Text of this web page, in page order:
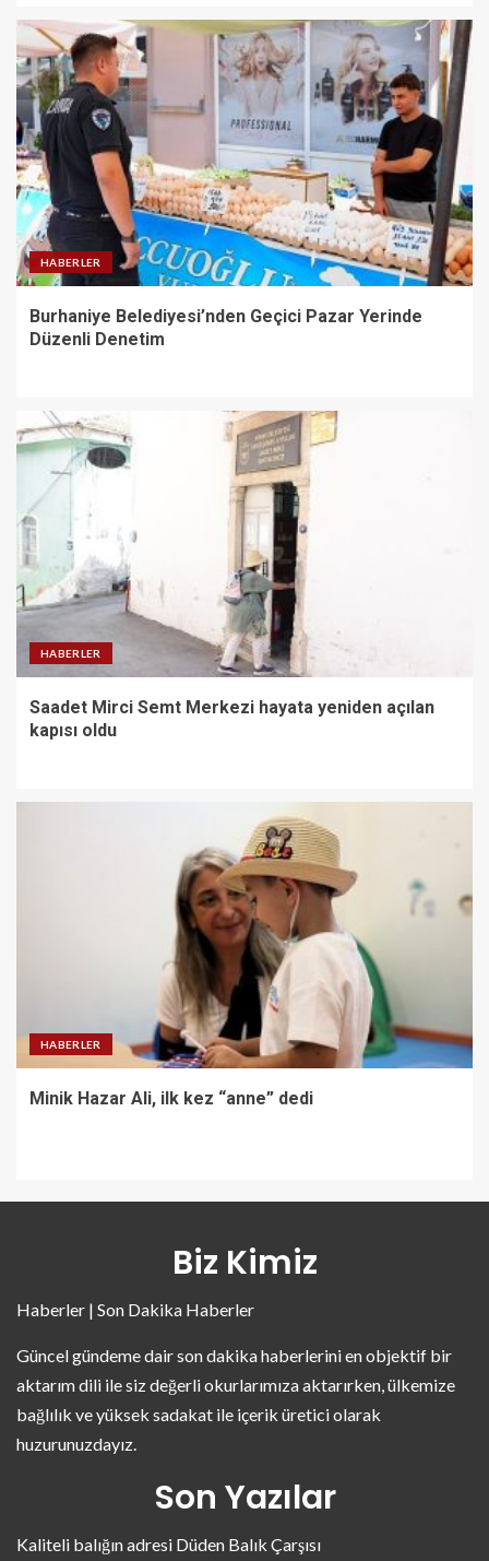
HABERLER
Burhaniye Belediyesi’nden Geçici Pazar Yerinde
Düzenli Denetim
HABERLER
Saadet Mirci Semt Merkezi hayata yeniden açılan
kapısı oldu
HABERLER
Minik Hazar Ali, ilk kez “anne” dedi
Biz Kimiz
Haberler | Son Dakika Haberler
Güncel gündeme dair son dakika haberlerini en objektif bir
aktarım dili ile siz değerli okurlarımıza aktarırken, ülkemize
bağlılık ve yüksek sadakat ile içerik üretici olarak
huzurunuzdayız.
Son Yazılar
Kaliteli balığın adresi Düden Balık Çarşısı